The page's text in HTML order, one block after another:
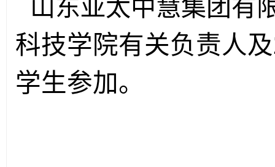
山东亚太中慧集团有
科技学院有关负责人及
学生参加。